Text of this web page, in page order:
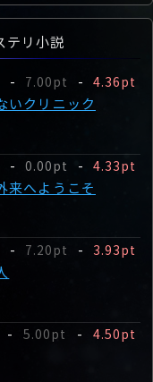
テリ小説
- 7.00pt - 4.36pt
いクリニック
- 0.00pt - 4.33pt
来へようこそ
- 7.20pt - 3.93pt
- 5.00pt - 4.50pt